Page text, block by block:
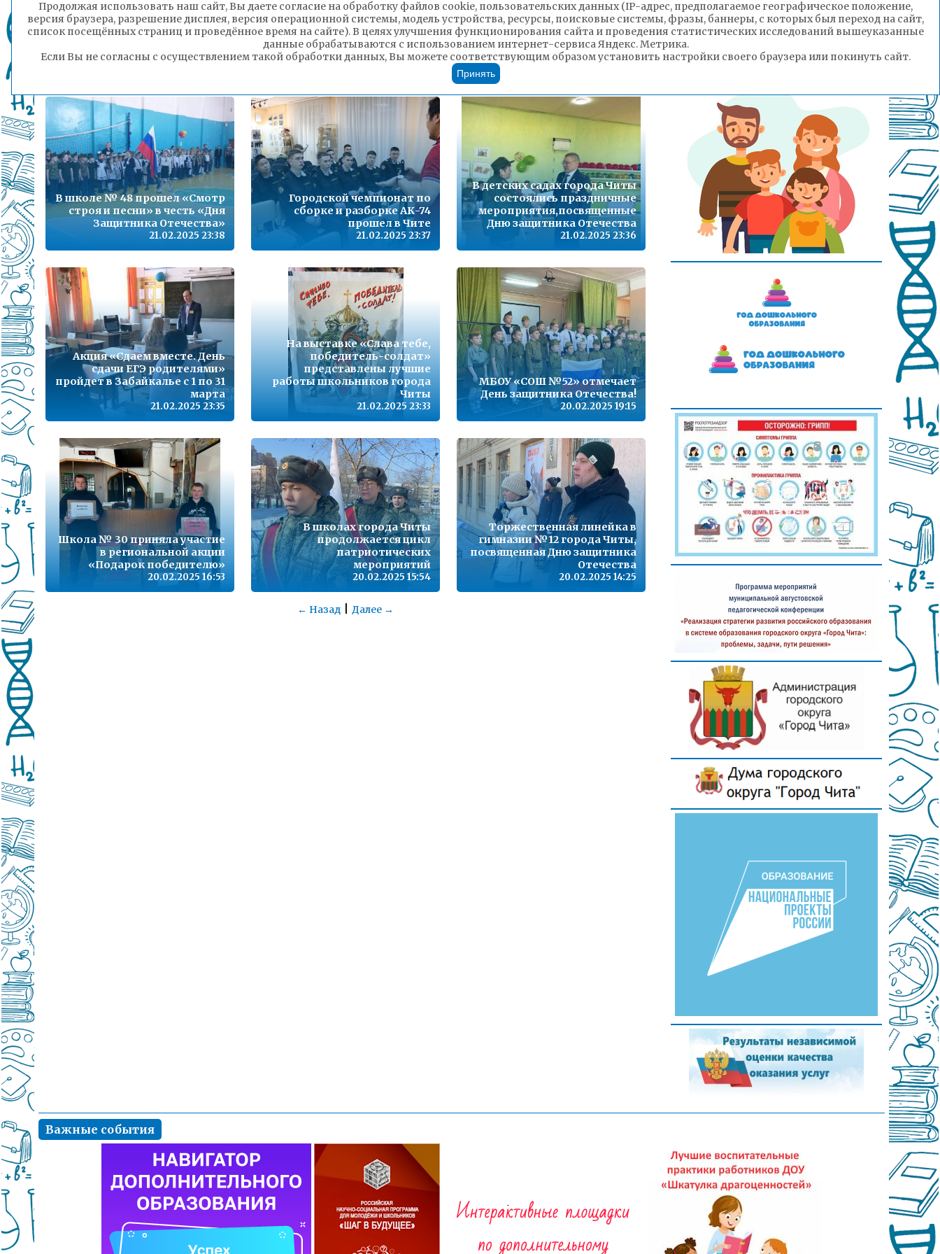
4 «а» класс школы №55
города Читы поздравил
учителей с Днем защитника
Отечества
21.02.2025 23:41
оформлены стенды,
посвящённые 80-летию
Победы в Великой
Отечественной войне
21.02.2025 23:40
Торжественный митинг
состоялся в школе № 51,
посвященный памяти
участников СВО
21.02.2025 23:39
В школе № 48 прошел «Смотр
строя и песни» в честь «Дня
Защитника Отечества»
21.02.2025 23:38
Городской чемпионат по
сборке и разборке АК-74
прошел в Чите
21.02.2025 23:37
В детских садах города Читы
состоялись праздничные
мероприятия,посвященные
Дню защитника Отечества
21.02.2025 23:36
Акция «Сдаем вместе. День
сдачи ЕГЭ родителями»
пройдет в Забайкалье с 1 по 31
марта
21.02.2025 23:35
На выставке «Слава тебе,
победитель-солдат»
представлены лучшие
работы школьников города
Читы
21.02.2025 23:33
МБОУ «СОШ №52» отмечает
День защитника Отечества!
20.02.2025 19:15
Школа № 30 приняла участие
в региональной акции
«Подарок победителю»
20.02.2025 16:53
В школах города Читы
продолжается цикл
патриотических
мероприятий
20.02.2025 15:54
Торжественная линейка в
гимназии №12 города Читы,
посвященная Дню защитника
Отечества
20.02.2025 14:25
← Назад Далее →
Важные события
Продолжая использовать наш сайт, Вы даете согласие на обработку файлов cookie, пользовательских данных (IP-адрес, предполагаемое географическое положение,
версия браузера, разрешение дисплея, версия операционной системы, модель устройства, ресурсы, поисковые системы, фразы, баннеры, с которых был переход на сайт,
список посещённых страниц и проведённое время на сайте). В целях улучшения функционирования сайта и проведения статистических исследований вышеуказанные
данные обрабатываются с использованием интернет-сервиса Яндекс. Метрика.
Если Вы не согласны с осуществлением такой обработки данных, Вы можете соответствующим образом установить настройки своего браузера или покинуть сайт.
Принять